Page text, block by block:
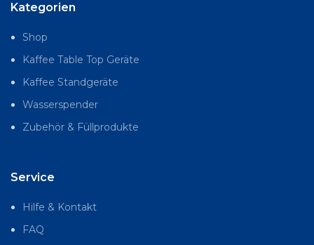
Kategorien
Shop
Kaffee Table Top Geräte
Kaffee Standgeräte
Wasserspender
Zubehör & Füllprodukte
Service
Hilfe & Kontakt
FAQ